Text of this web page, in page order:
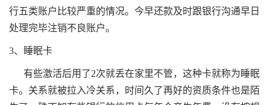
行五类账户比较严重的情况。今早还款及时跟银行沟通早日
处理完毕注销不良账户。
3、睡眠卡
有些激活后用了2次就丢在家里不管，这种卡就称为睡眠
卡。关系就被拉入冷关系，时间久了再好的资质条件也是陌